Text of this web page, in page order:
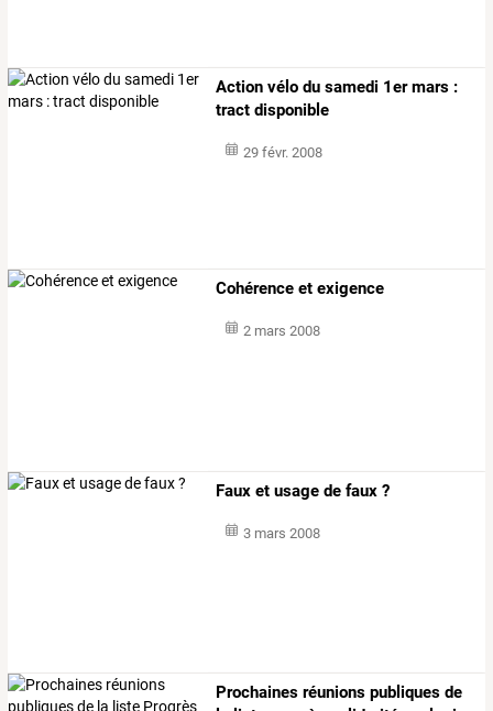
Action vélo du samedi 1er mars :
tract disponible
29 févr. 2008
Cohérence et exigence
2 mars 2008
Faux et usage de faux ?
3 mars 2008
Prochaines réunions publiques de